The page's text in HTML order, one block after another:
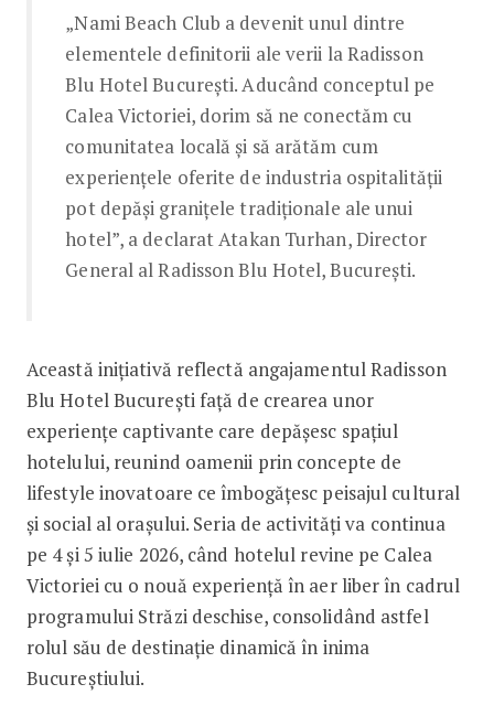
„Nami Beach Club a devenit unul dintre
elementele definitorii ale verii la Radisson
Blu Hotel București. Aducând conceptul pe
Calea Victoriei, dorim să ne conectăm cu
comunitatea locală și să arătăm cum
experiențele oferite de industria ospitalității
pot depăși granițele tradiționale ale unui
hotel”, a declarat Atakan Turhan, Director
General al Radisson Blu Hotel, București.
Această inițiativă reflectă angajamentul Radisson
Blu Hotel București față de crearea unor
experiențe captivante care depășesc spațiul
hotelului, reunind oamenii prin concepte de
lifestyle inovatoare ce îmbogățesc peisajul cultural
și social al orașului. Seria de activități va continua
pe 4 și 5 iulie 2026, când hotelul revine pe Calea
Victoriei cu o nouă experiență în aer liber în cadrul
programului Străzi deschise, consolidând astfel
rolul său de destinație dinamică în inima
Bucureștiului.